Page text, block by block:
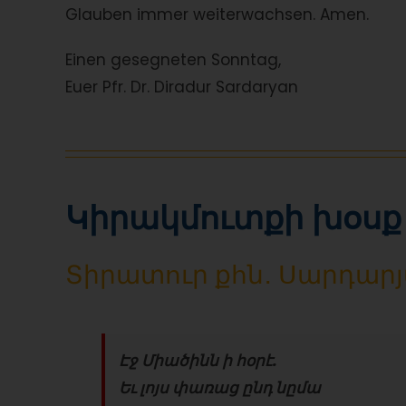
Glauben immer weiterwachsen. Amen.
Einen gesegneten Sonntag,
Euer Pfr. Dr. Diradur Sardaryan
Կիրակմուտքի խօսք
Տիրատուր քհն․
Էջ Միածինն ի հօրէ.
Եւ լոյս փառաց ընդ նըմա